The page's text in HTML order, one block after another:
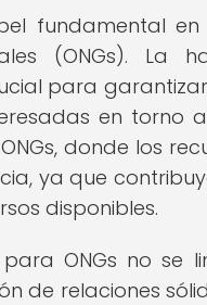
fundamental
(ONGs). La
para
en torno
donde los
ya que
disponibles.
ONGs no se
de relaciones